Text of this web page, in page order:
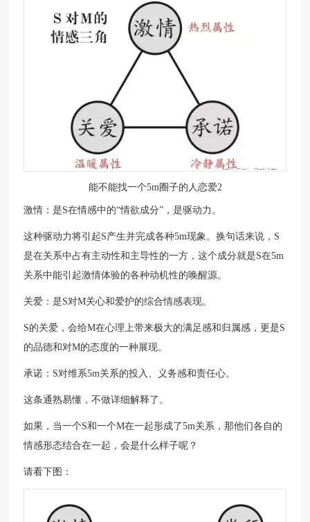
能不能找一个5m圈子的人恋爱2
激情：是S在情感中的“情欲成分”，是驱动力。
这种驱动力将引起S产生并完成各种5m现象。换句话来说，S
是在关系中占有主动性和主导性的一方，这个成分就是S在5m
关系中能引起激情体验的各种动机性的唤醒源。
关爱：是S对M关心和爱护的综合情感表现。
S的关爱，会给M在心理上带来极大的满足感和归属感，更是S
的品德和对M的态度的一种展现。
承诺：S对维系5m关系的投入、义务感和责任心。
这条通熟易懂，不做详细解释了。
如果，当一个S和一个M在一起形成了5m关系，那他们各自的
情感形态结合在一起，会是什么样子呢？
请看下图：